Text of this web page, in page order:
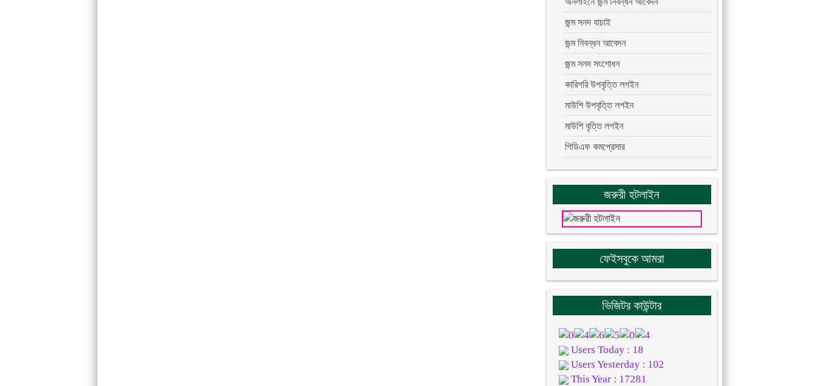
জন্ম সনদ যাচাই
জন্ম নিবন্ধন আবেদন
জন্ম সনদ সংশোধন
কারিগরি উপবৃত্তি লগইন
মাউশি উপবৃত্তি লগইন
মাউশি বৃত্তি লগইন
পিডিএফ কমপ্রেসার
জরুরী হটলাইন
ফেইসবুকে আমরা
ভিজিটর কাউন্টার
Users Today : 18
Users Yesterday : 102
This Year : 17281